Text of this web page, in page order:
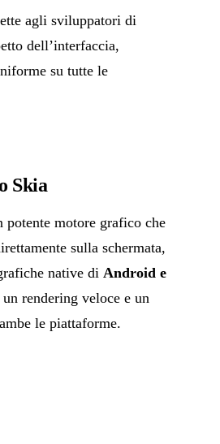
agli sviluppatori di
dell’interfaccia,
su tutte le
Skia
potente motore grafico che
sulla schermata,
native di Android e
rendering veloce e un
le piattaforme.